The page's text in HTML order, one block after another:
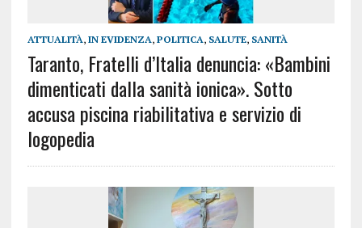
ATTUALITÀ, IN EVIDENZA, POLITICA, SALUTE, SANITÀ
Taranto, Fratelli d’Italia denuncia: «Bambini
dimenticati dalla sanità ionica». Sotto
accusa piscina riabilitativa e servizio di
logopedia